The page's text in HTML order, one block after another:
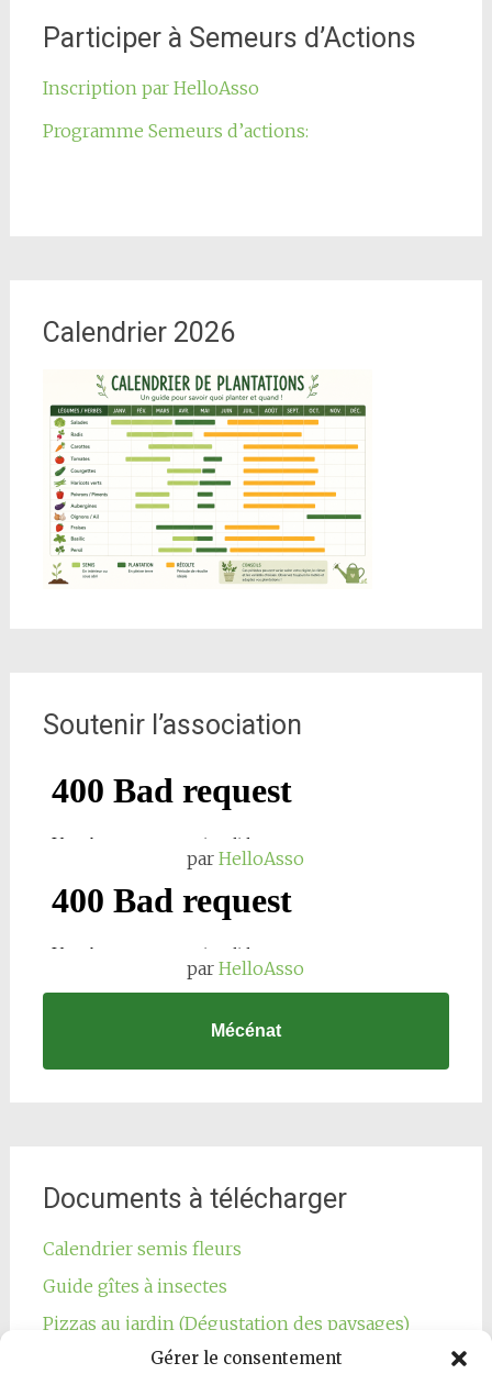
Gérer le consentement
Participer à Semeurs d’Actions
Inscription par HelloAsso
Programme Semeurs d’actions:
Calendrier 2026
Soutenir l’association
parHelloAsso
parHelloAsso
Mécénat
Documents à télécharger
Calendrier semis fleurs
Guide gîtes à insectes
Pizzas au jardin (Dégustation des paysages)